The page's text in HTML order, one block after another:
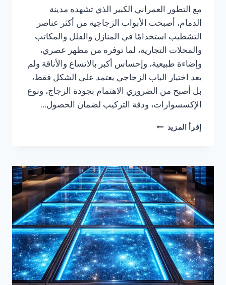
مع التطور العمراني الكبير الذي تشهده مدينة
الدمام، أصبحت الأبواب الزجاجية من أكثر عناصر
التشطيب استخدامًا في المنازل والفلل والمكاتب
والمحلات التجارية، لما توفره من مظهر عصري،
وإضاءة طبيعية، وإحساس أكبر بالاتساع والأناقة ولم
يعد اختيار الباب الزجاجي يعتمد على الشكل فقط،
بل أصبح من الضروري الاهتمام بجودة الزجاج، ونوع
الإكسسوارات، ودقة التركيب لضمان الحصول…
إقرأ المزيد ابواب